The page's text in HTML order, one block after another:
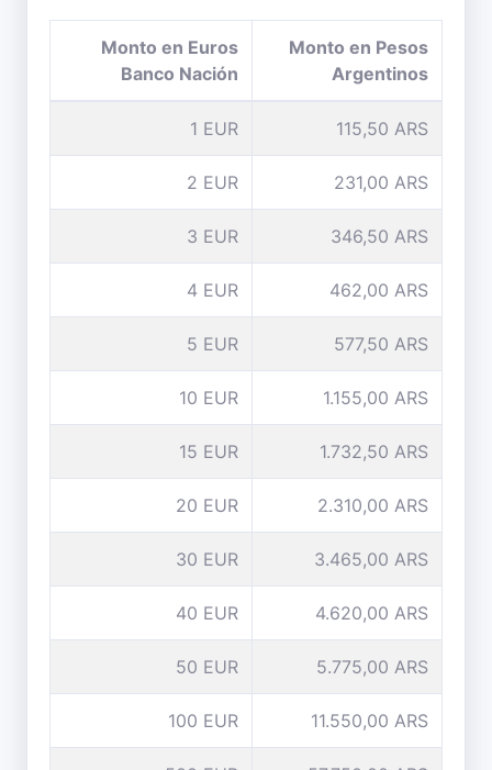
Monto en Euros
Banco Nación
Monto en Pesos
Argentinos
1 EUR 115,50 ARS
2 EUR 231,00 ARS
3 EUR 346,50 ARS
4 EUR 462,00 ARS
5 EUR 577,50 ARS
10 EUR 1.155,00 ARS
15 EUR 1.732,50 ARS
20 EUR 2.310,00 ARS
30 EUR 3.465,00 ARS
40 EUR 4.620,00 ARS
50 EUR 5.775,00 ARS
100 EUR 11.550,00 ARS